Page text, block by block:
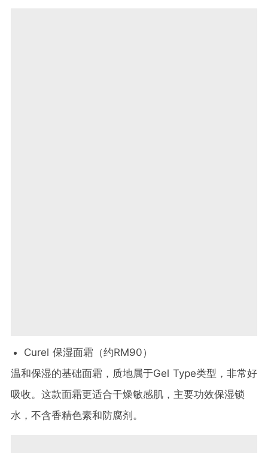
Curel 保湿面霜（约RM90）
温和保湿的基础面霜，质地属于Gel Type类型，非常好
吸收。这款面霜更适合干燥敏感肌，主要功效保湿锁
水，不含香精色素和防腐剂。